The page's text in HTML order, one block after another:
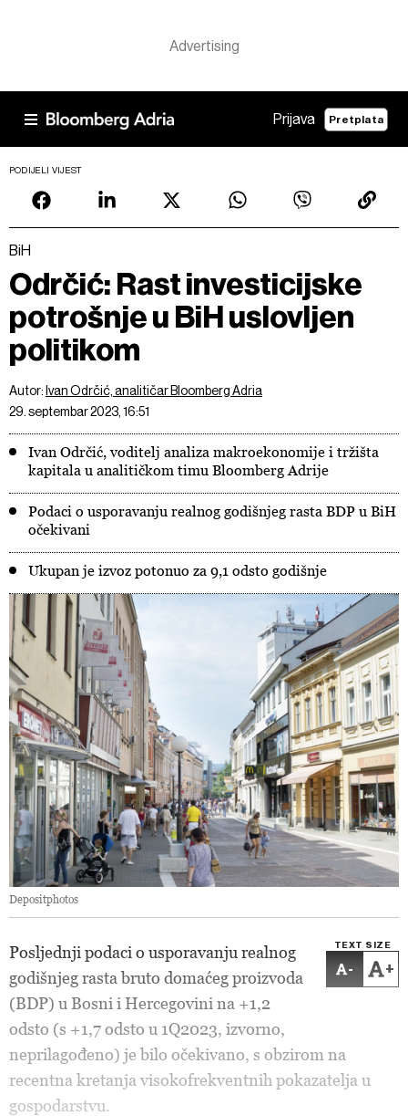
Prijava Pretplata
PODIJELI VIJEST
BiH
Odrčić: Rast investicijske
potrošnje u BiH uslovljen
politikom
Autor: Ivan Odrčić, analitičar Bloomberg Adria
29. septembar 2023, 16:51
Ivan Odrčić, voditelj analiza makroekonomije i tržišta
kapitala u analitičkom timu Bloomberg Adrije
Podaci o usporavanju realnog godišnjeg rasta BDP u BiH
očekivani
Ukupan je izvoz potonuo za 9,1 odsto godišnje
Depositphotos
TEXT SIZE
- +
Posljednji podaci o usporavanju realnog
godišnjeg rasta bruto domaćeg proizvoda
(BDP) u Bosni i Hercegovini na +1,2
odsto (s +1,7 odsto u 1Q2023, izvorno,
neprilagođeno) je bilo očekivano, s obzirom na
recentna kretanja visokofrekventnih pokazatelja u
gospodarstvu.